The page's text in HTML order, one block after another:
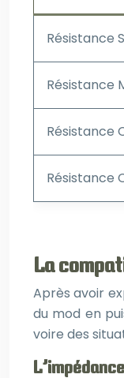
Résistance
Résistance
Résistance
Résistance
La
Après avoir
du mod en
voire des